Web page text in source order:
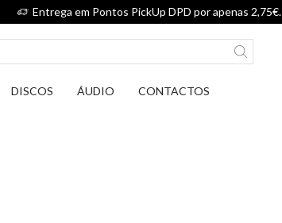
Entrega em Pontos PickUp DPD por apenas 2,75€.
DISCOS ÁUDIO CONTACTOS